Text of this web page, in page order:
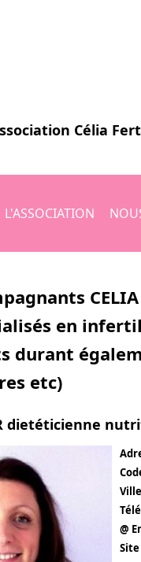
Célia
L'ASSOCIATION
en
durant
etc)
dietéticienne
@
Site